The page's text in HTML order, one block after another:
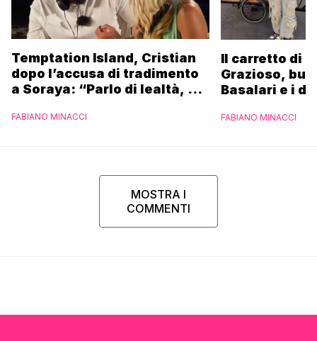
Temptation Island, Cristian
dopo l’accusa di tradimento
a Soraya: “Parlo di lealtà, ma
FABIANO MINACCI
Il carretto di
Grazioso,
Basalari e i
Ferrero”
FABIANO MINACCI
MOSTRA I
COMMENTI